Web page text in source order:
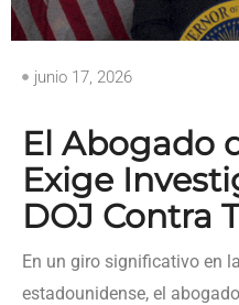
junio 17, 2026
El Abogado
Exige
DOJ Contra
En un giro significativo en
estadounidense, el